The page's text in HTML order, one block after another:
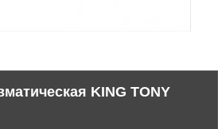
KING TONY